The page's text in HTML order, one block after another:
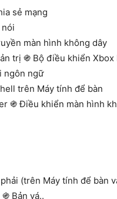
sẻ mạng
màn hình không dây
trị ֍ Bộ điều khiển Xbox
ngôn ngữ
trên Máy tính để bàn
֍ Điều khiển màn hình
(trên Máy tính để bàn
Bản vá..